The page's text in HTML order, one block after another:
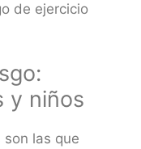
de ejercicio
y niños
las que